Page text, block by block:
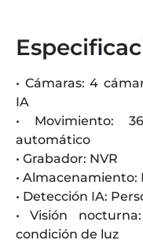
• Cámaras: 4
IA
• Movimiento:
automático
• Grabador: NVR
• Almacenamiento:
• Detección IA:
• Visión
condición de luz